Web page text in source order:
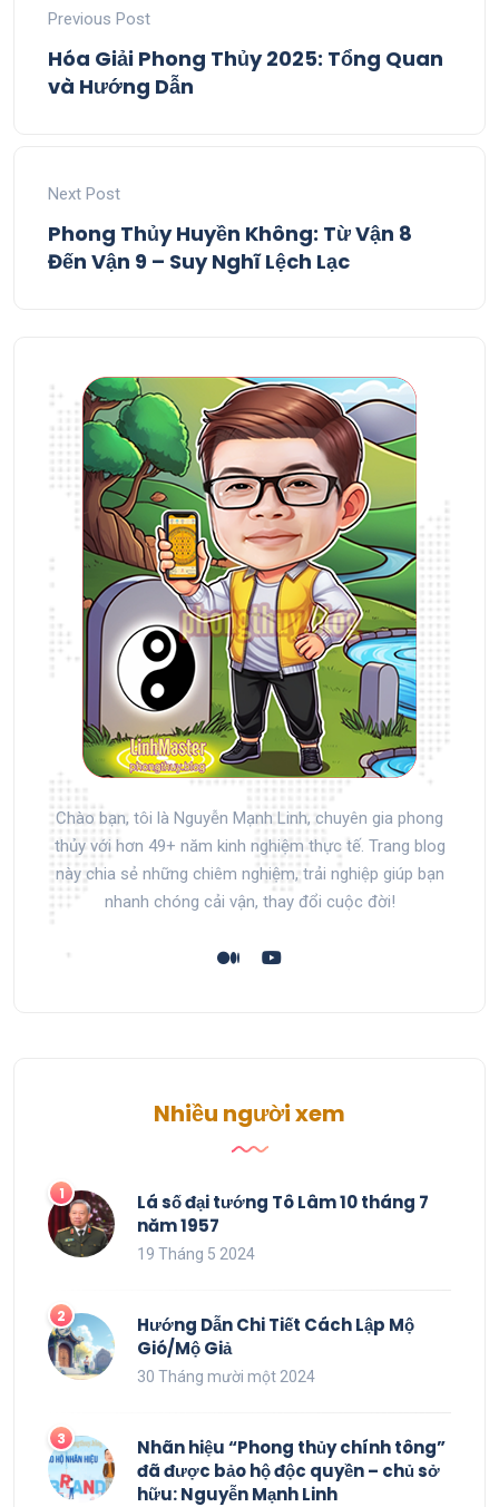
Previous Post
Hóa Giải Phong Thủy 2025: Tổng Quan
và Hướng Dẫn
Next Post
Phong Thủy Huyền Không: Từ Vận 8
Đến Vận 9 – Suy Nghĩ Lệch Lạc
Chào bạn, tôi là Nguyễn Mạnh Linh, chuyên gia phong
thủy với hơn 49+ năm kinh nghiệm thực tế. Trang blog
này chia sẻ những chiêm nghiệm, trải nghiệp giúp bạn
nhanh chóng cải vận, thay đổi cuộc đời!
Nhiều người xem
Lá số đại tướng Tô Lâm 10 tháng 7
năm 1957
19 Tháng 5 2024
Hướng Dẫn Chi Tiết Cách Lập Mộ
Gió/Mộ Giả
30 Tháng mười một 2024
Nhãn hiệu “Phong thủy chính tông”
đã được bảo hộ độc quyền – chủ sở
hữu: Nguyễn Mạnh Linh